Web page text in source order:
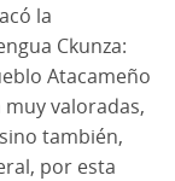
la
Ckunza:
Atacameño
valoradas,
también,
por esta